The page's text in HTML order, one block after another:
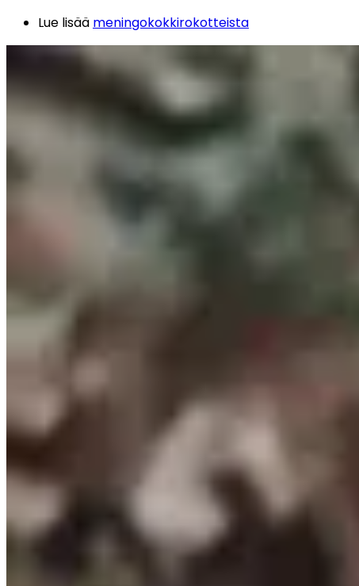
Lue lisää meningokokkirokotteista